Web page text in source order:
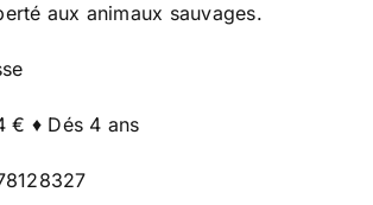
aux animaux sauvages.
€ ♦ Dés 4 ans